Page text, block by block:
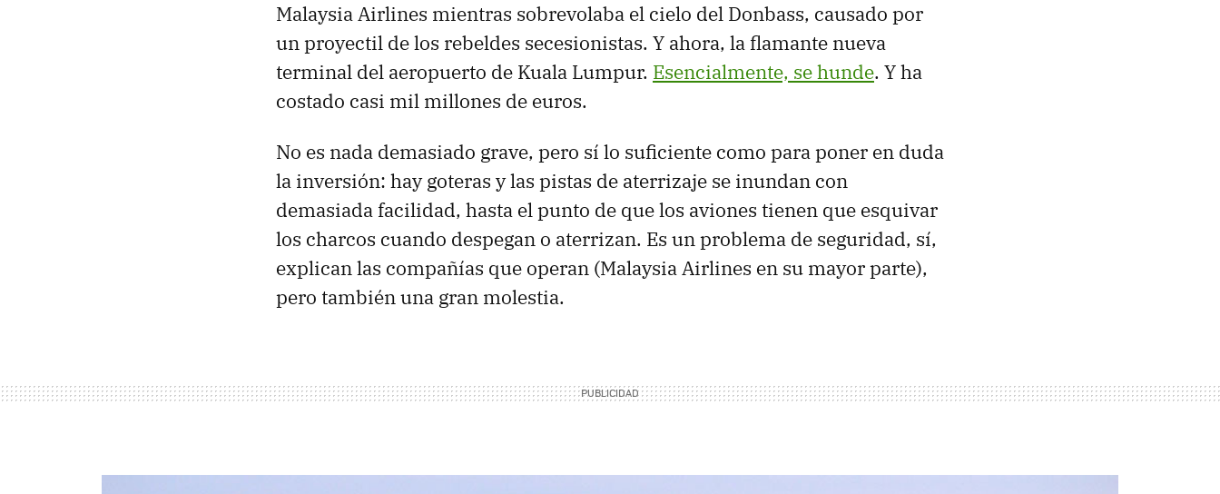
Malaysia Airlines mientras sobrevolaba el cielo del Donbass, causado por
un proyectil de los rebeldes secesionistas. Y ahora, la flamante nueva
terminal del aeropuerto de Kuala Lumpur. Esencialmente, se hunde. Y ha
costado casi mil millones de euros.
No es nada demasiado grave, pero sí lo suficiente como para poner en duda
la inversión: hay goteras y las pistas de aterrizaje se inundan con
demasiada facilidad, hasta el punto de que los aviones tienen que esquivar
los charcos cuando despegan o aterrizan. Es un problema de seguridad, sí,
explican las compañías que operan (Malaysia Airlines en su mayor parte),
pero también una gran molestia.